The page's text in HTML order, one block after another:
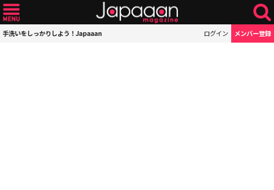
手洗いをしっかりしよう！Japaaan ログイン メンバー登録